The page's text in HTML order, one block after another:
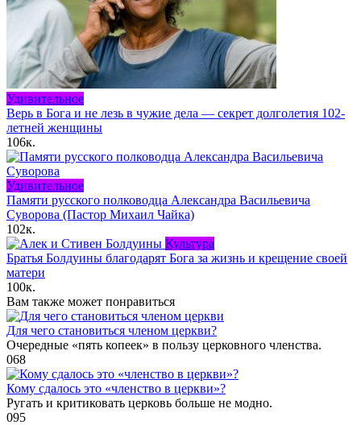
Удивительное
Верь в Бога и не лезь в чужие дела — секрет долголетия 102-
летней женщины
106к.
Удивительное
Памяти русского полководца Александра Васильевича
Суворова (Пастор Михаил Чайка)
102к.
Культура
Братья Болдуины благодарят Бога за жизнь и крещение своей
матери
100к.
Вам также может понравиться
Для чего становиться членом церкви?
Очередные «пять копеек» в пользу церковного членства.
068
Кому сдалось это «членство в церкви»?
Ругать и критиковать церковь больше не модно.
095